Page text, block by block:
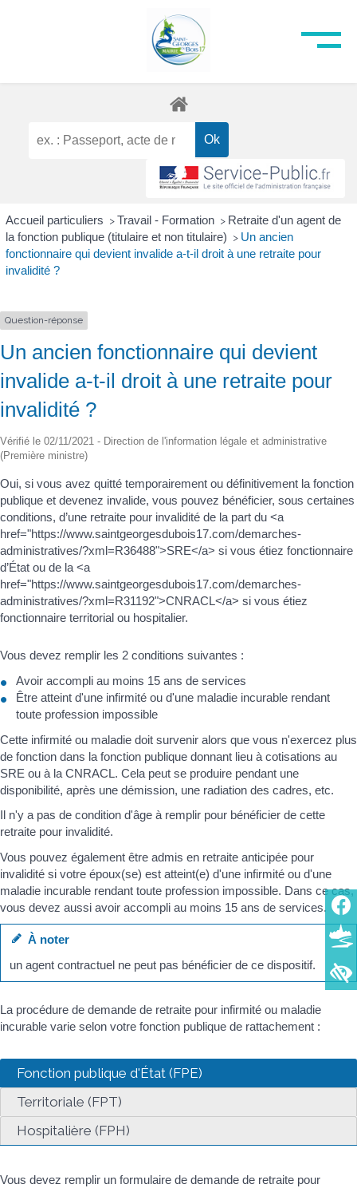
Accueil particuliers > Travail - Formation > Retraite d'un agent de
la fonction publique (titulaire et non titulaire) > Un ancien
fonctionnaire qui devient invalide a-t-il droit à une retraite pour
invalidité ?
Question-réponse
Un ancien fonctionnaire qui devient
invalide a-t-il droit à une retraite pour
invalidité ?
Vérifié le 02/11/2021 - Direction de l'information légale et administrative
(Première ministre)
Oui, si vous avez quitté temporairement ou définitivement la fonction
publique et devenez invalide, vous pouvez bénéficier, sous certaines
conditions, d’une retraite pour invalidité de la part du <a
href="https://www.saintgeorgesdubois17.com/demarches-
administratives/?xml=R36488">SRE</a> si vous étiez fonctionnaire
d’État ou de la <a
href="https://www.saintgeorgesdubois17.com/demarches-
administratives/?xml=R31192">CNRACL</a> si vous étiez
fonctionnaire territorial ou hospitalier.
Vous devez remplir les 2 conditions suivantes :
Avoir accompli au moins 15 ans de services
Être atteint d'une infirmité ou d'une maladie incurable rendant
toute profession impossible
Cette infirmité ou maladie doit survenir alors que vous n'exercez plus
de fonction dans la fonction publique donnant lieu à cotisations au
SRE ou à la CNRACL. Cela peut se produire pendant une
disponibilité, après une démission, une radiation des cadres, etc.
Il n'y a pas de condition d'âge à remplir pour bénéficier de cette
retraite pour invalidité.
Vous pouvez également être admis en retraite anticipée pour
invalidité si votre époux(se) est atteint(e) d'une infirmité ou d'une
maladie incurable rendant toute profession impossible. Dans ce cas,
vous devez aussi avoir accompli au moins 15 ans de services.
À noter
un agent contractuel ne peut pas bénéficier de ce dispositif.
La procédure de demande de retraite pour infirmité ou maladie
incurable varie selon votre fonction publique de rattachement :
Fonction publique d'État (FPE)
Territoriale (FPT)
Hospitalière (FPH)
Vous devez remplir un formulaire de demande de retraite pour